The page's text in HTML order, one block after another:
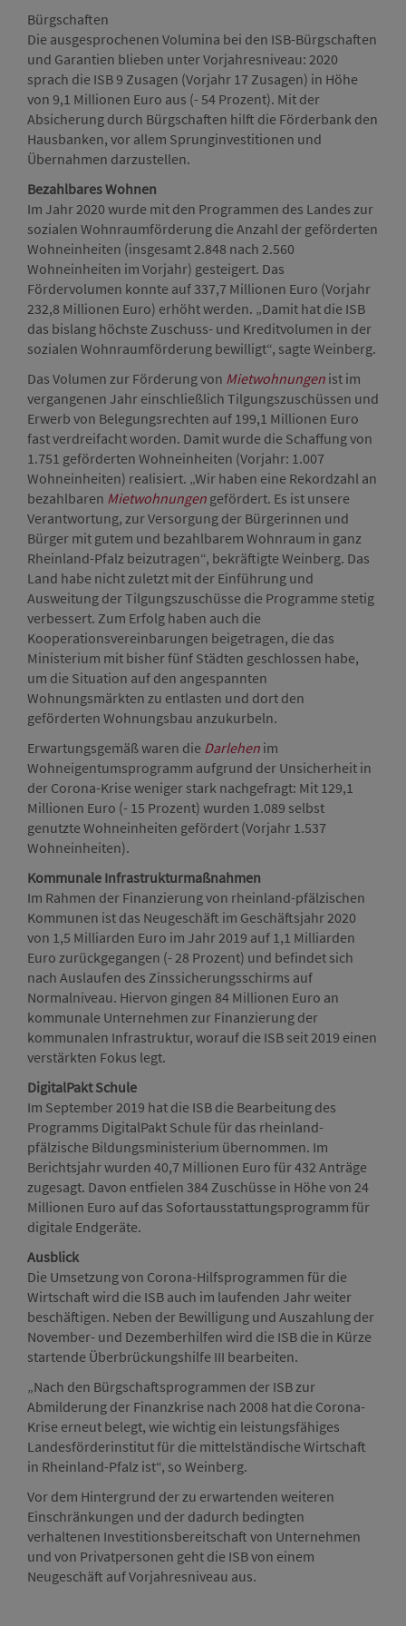
Bürgschaften
Die ausgesprochenen Volumina bei den ISB-Bürgschaften
und Garantien blieben unter Vorjahresniveau: 2020
sprach die ISB 9 Zusagen (Vorjahr 17 Zusagen) in Höhe
von 9,1 Millionen Euro aus (- 54 Prozent). Mit der
Absicherung durch Bürgschaften hilft die Förderbank den
Hausbanken, vor allem Sprunginvestitionen und
Übernahmen darzustellen.
Bezahlbares Wohnen
Im Jahr 2020 wurde mit den Programmen des Landes zur
sozialen Wohnraumförderung die Anzahl der geförderten
Wohneinheiten (insgesamt 2.848 nach 2.560
Wohneinheiten im Vorjahr) gesteigert. Das
Fördervolumen konnte auf 337,7 Millionen Euro (Vorjahr
232,8 Millionen Euro) erhöht werden. „Damit hat die ISB
das bislang höchste Zuschuss- und Kreditvolumen in der
sozialen Wohnraumförderung bewilligt“, sagte Weinberg.
Das Volumen zur Förderung von Mietwohnungen ist im
vergangenen Jahr einschließlich Tilgungszuschüssen und
Erwerb von Belegungsrechten auf 199,1 Millionen Euro
fast verdreifacht worden. Damit wurde die Schaffung von
1.751 geförderten Wohneinheiten (Vorjahr: 1.007
Wohneinheiten) realisiert. „Wir haben eine Rekordzahl an
bezahlbaren Mietwohnungen gefördert. Es ist unsere
Verantwortung, zur Versorgung der Bürgerinnen und
Bürger mit gutem und bezahlbarem Wohnraum in ganz
Rheinland-Pfalz beizutragen“, bekräftigte Weinberg. Das
Land habe nicht zuletzt mit der Einführung und
Ausweitung der Tilgungszuschüsse die Programme stetig
verbessert. Zum Erfolg haben auch die
Kooperationsvereinbarungen beigetragen, die das
Ministerium mit bisher fünf Städten geschlossen habe,
um die Situation auf den angespannten
Wohnungsmärkten zu entlasten und dort den
geförderten Wohnungsbau anzukurbeln.
Erwartungsgemäß waren die Darlehen im
Wohneigentumsprogramm aufgrund der Unsicherheit in
der Corona-Krise weniger stark nachgefragt: Mit 129,1
Millionen Euro (- 15 Prozent) wurden 1.089 selbst
genutzte Wohneinheiten gefördert (Vorjahr 1.537
Wohneinheiten).
Kommunale Infrastrukturmaßnahmen
Im Rahmen der Finanzierung von rheinland-pfälzischen
Kommunen ist das Neugeschäft im Geschäftsjahr 2020
von 1,5 Milliarden Euro im Jahr 2019 auf 1,1 Milliarden
Euro zurückgegangen (- 28 Prozent) und befindet sich
nach Auslaufen des Zinssicherungsschirms auf
Normalniveau. Hiervon gingen 84 Millionen Euro an
kommunale Unternehmen zur Finanzierung der
kommunalen Infrastruktur, worauf die ISB seit 2019 einen
verstärkten Fokus legt.
DigitalPakt Schule
Im September 2019 hat die ISB die Bearbeitung des
Programms DigitalPakt Schule für das rheinland-
pfälzische Bildungsministerium übernommen. Im
Berichtsjahr wurden 40,7 Millionen Euro für 432 Anträge
zugesagt. Davon entfielen 384 Zuschüsse in Höhe von 24
Millionen Euro auf das Sofortausstattungsprogramm für
digitale Endgeräte.
Ausblick
Die Umsetzung von Corona-Hilfsprogrammen für die
Wirtschaft wird die ISB auch im laufenden Jahr weiter
beschäftigen. Neben der Bewilligung und Auszahlung der
November- und Dezemberhilfen wird die ISB die in Kürze
startende Überbrückungshilfe III bearbeiten.
„Nach den Bürgschaftsprogrammen der ISB zur
Abmilderung der Finanzkrise nach 2008 hat die Corona-
Krise erneut belegt, wie wichtig ein leistungsfähiges
Landesförderinstitut für die mittelständische Wirtschaft
in Rheinland-Pfalz ist“, so Weinberg.
Vor dem Hintergrund der zu erwartenden weiteren
Einschränkungen und der dadurch bedingten
verhaltenen Investitionsbereitschaft von Unternehmen
und von Privatpersonen geht die ISB von einem
Neugeschäft auf Vorjahresniveau aus.